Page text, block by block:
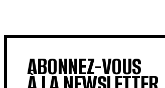
ABONNEZ-VOUS